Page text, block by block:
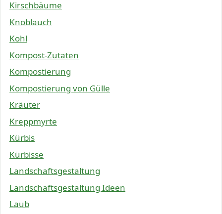
Kirschbäume
Knoblauch
Kohl
Kompost-Zutaten
Kompostierung
Kompostierung von Gülle
Kräuter
Kreppmyrte
Kürbis
Kürbisse
Landschaftsgestaltung
Landschaftsgestaltung Ideen
Laub